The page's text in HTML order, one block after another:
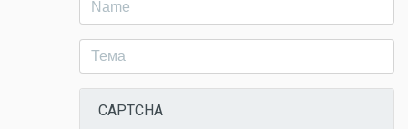
CAPTCHA